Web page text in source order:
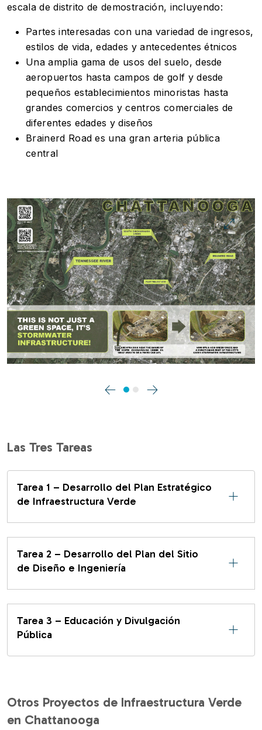
escala de distrito de demostración, incluyendo:
Partes interesadas con una variedad de ingresos,
estilos de vida, edades y antecedentes étnicos
Una amplia gama de usos del suelo, desde
aeropuertos hasta campos de golf y desde
pequeños establecimientos minoristas hasta
grandes comercios y centros comerciales de
diferentes edades y diseños
Brainerd Road es una gran arteria pública
central
Image
AnteriorSiguiente
Las Tres Tareas
Tarea 1 – Desarrollo del Plan Estratégico
de Infraestructura Verde
Tarea 2 – Desarrollo del Plan del Sitio
de Diseño e Ingeniería
Tarea 3 – Educación y Divulgación
Pública
Otros Proyectos de Infraestructura Verde
en Chattanooga